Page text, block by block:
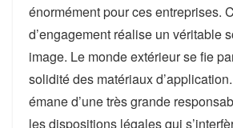
énormément pour ces entreprises.
d’engagement réalise un véritable
image. Le monde extérieur se fie
solidité des matériaux
émane d’une très grande
les dispositions légales qui